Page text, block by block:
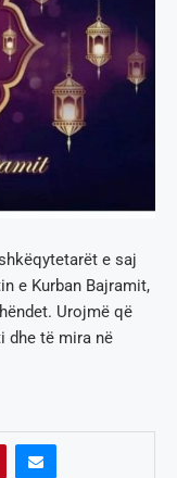
e saj
e Kurban Bajramit,
Urojmë që
dhe të mira në